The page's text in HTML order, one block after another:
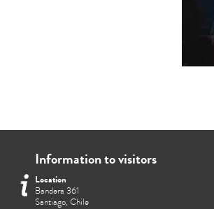
Information to visitors
Location
Bandera 361
Santiago, Chile